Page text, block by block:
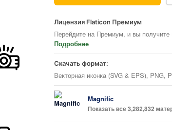
Лицензия Flaticon Премиум
Перейдите на Премиум, и вы
Подробнее
Скачать формат:
Векторная иконка (SVG & EPS), PNG,
Magnific
Показать все 3,282,832